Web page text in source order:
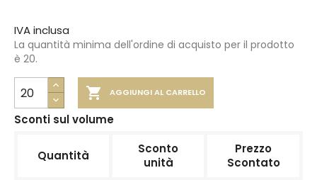
 AGGIUNGI AL CARRELLO
IVA inclusa
La quantità minima dell'ordine di acquisto per il prodotto
è 20.
Sconti sul volume
Quantità
Sconto
unità
Prezzo
Scontato